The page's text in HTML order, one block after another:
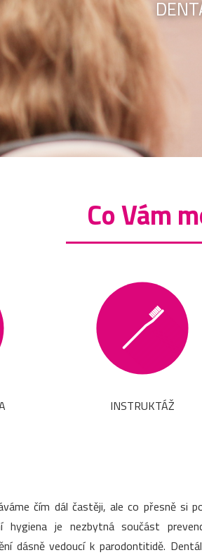
Co Vám
INSTRUKTÁŽ
čím dál častěji, ale co přesně si
hygiena je nezbytná součást
dásně vedoucí k parodontitidě.